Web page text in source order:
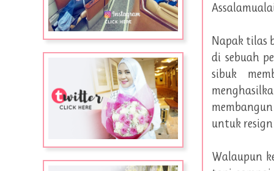
Napak tilas
di sebuah
sibuk
untuk
Walaupun